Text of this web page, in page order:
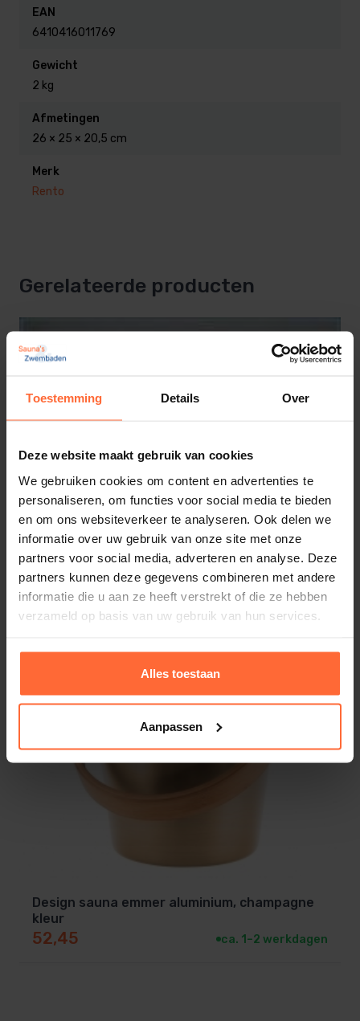
Toestemming Details Over
Deze website maakt gebruik van cookies
We gebruiken cookies om content en advertenties te
personaliseren, om functies voor social media te bieden
en om ons websiteverkeer te analyseren. Ook delen we
informatie over uw gebruik van onze site met onze
partners voor social media, adverteren en analyse. Deze
partners kunnen deze gegevens combineren met andere
informatie die u aan ze heeft verstrekt of die ze hebben
verzameld op basis van uw gebruik van hun services.
Alles toestaan
Aanpassen
EAN
6410416011769
Gewicht
2 kg
Afmetingen
26 × 25 × 20,5 cm
Merk
Rento
Gerelateerde producten
Cambala sauna emmer met kunststof
inzetemmer
94,45 Op voorraad
Design sauna emmer aluminium, champagne
kleur
52,45 ca. 1–2 werkdagen